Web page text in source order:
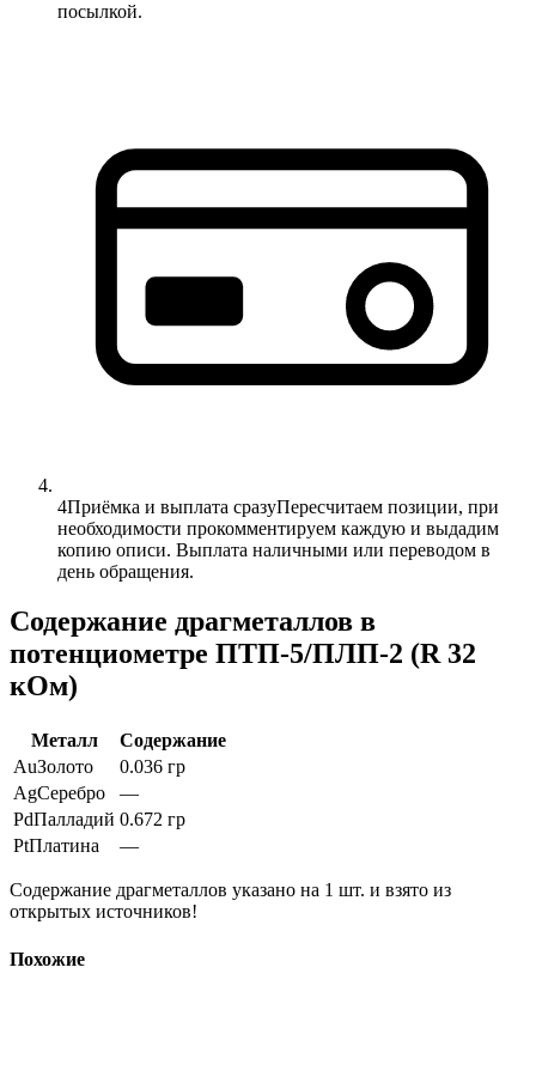
посылкой.
4Приёмка и выплата сразуПересчитаем позиции, при
необходимости прокомментируем каждую и выдадим
копию описи. Выплата наличными или переводом в
день обращения.
Содержание драгметаллов в
потенциометре ПТП-5/ПЛП-2 (R 32
кОм)
Металл
Содержание
AuЗолото
0.036 гр
AgСеребро
—
PdПалладий 0.672 гр
PtПлатина —
Содержание драгметаллов указано на 1 шт. и взято из
открытых источников!
Похожие